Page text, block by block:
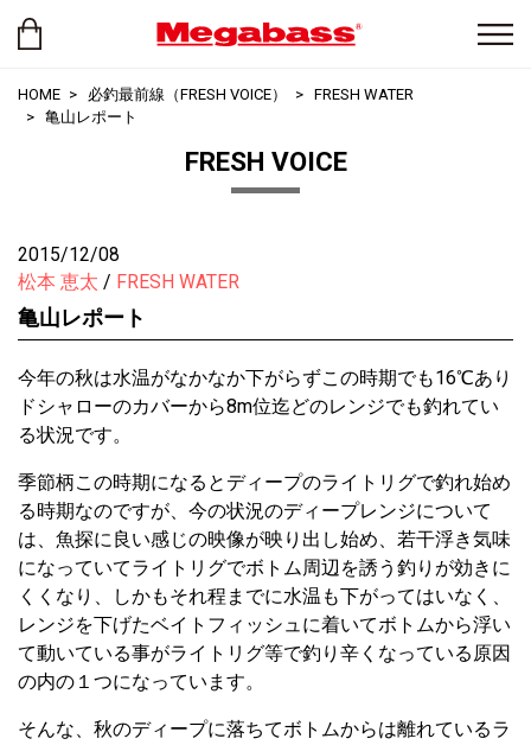
HOME 必釣最前線（FRESH VOICE）
FRESH WATER
亀山レポート
FRESH VOICE
2015/12/08
松本 恵太
FRESH WATER
亀山レポート
今年の秋は水温がなかなか下がらずこの時期でも16℃あり
ドシャローのカバーから8m位迄どのレンジでも釣れてい
る状況です。
季節柄この時期になるとディープのライトリグで釣れ始め
る時期なのですが、今の状況のディープレンジについて
は、魚探に良い感じの映像が映り出し始め、若干浮き気味
になっていてライトリグでボトム周辺を誘う釣りが効きに
くくなり、しかもそれ程までに水温も下がってはいなく、
レンジを下げたベイトフィッシュに着いてボトムから浮い
て動いている事がライトリグ等で釣り辛くなっている原因
の内の１つになっています。
そんな、秋のディープに落ちてボトムからは離れているラ